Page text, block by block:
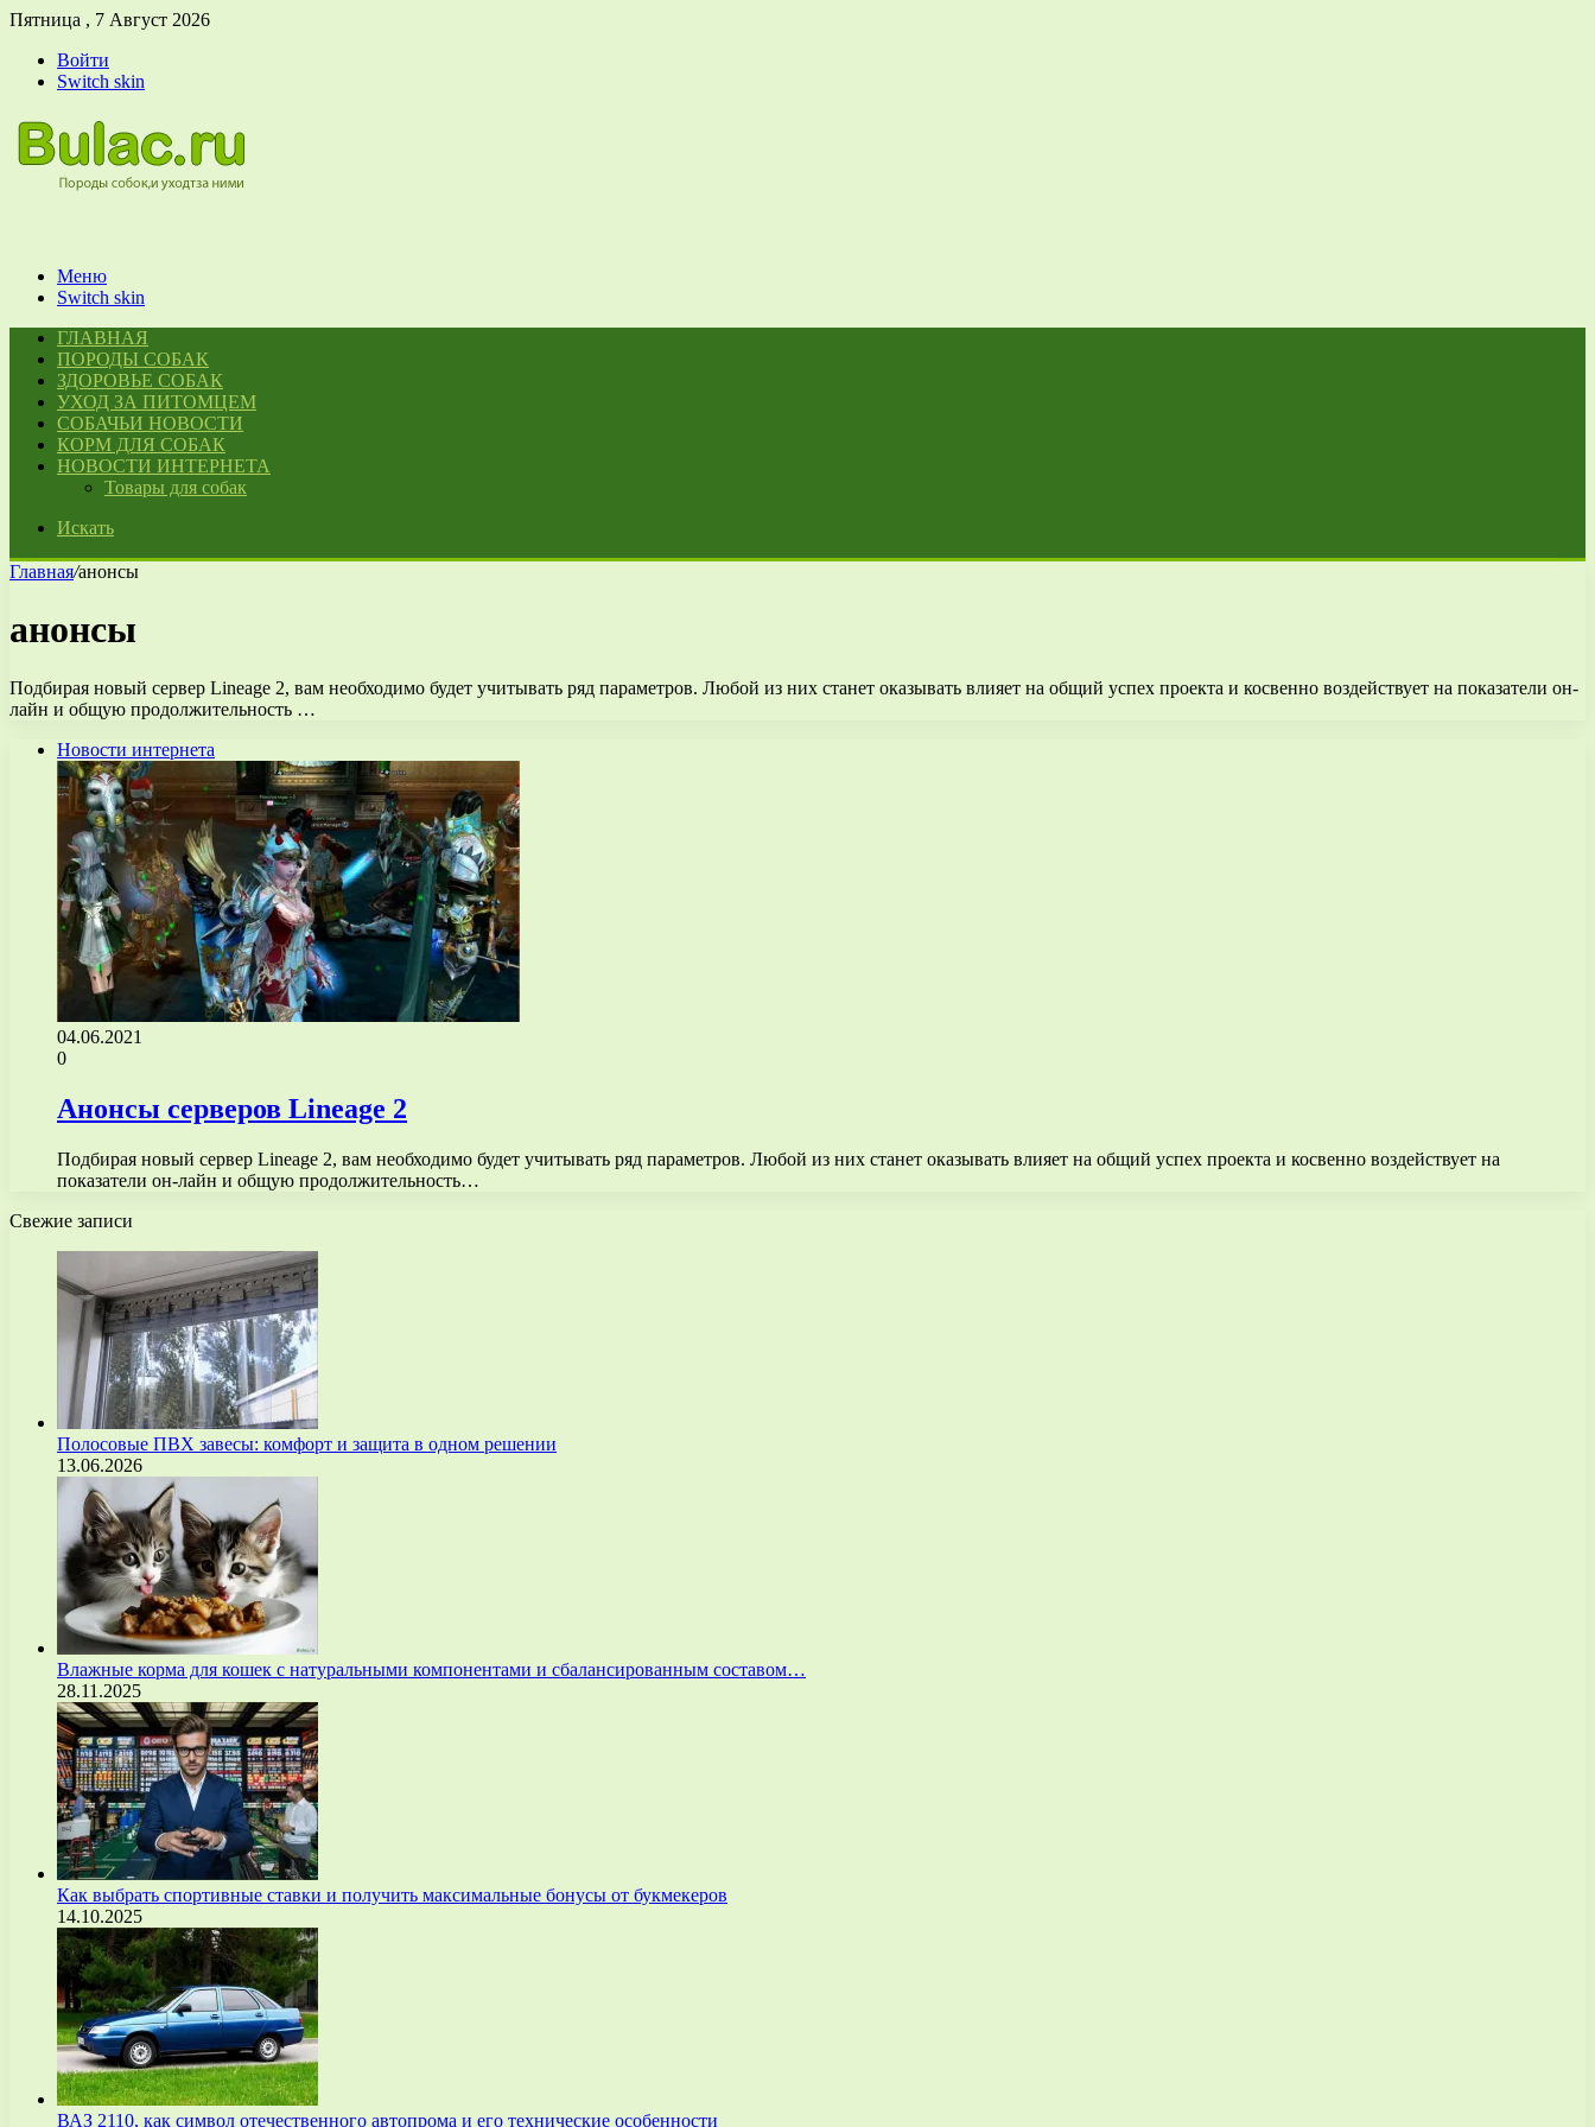
Пятница , 7 Август 2026
Войти
Switch skin
Меню
Switch skin
ГЛАВНАЯ
ПОРОДЫ СОБАК
ЗДОРОВЬЕ СОБАК
УХОД ЗА ПИТОМЦЕМ
СОБАЧЬИ НОВОСТИ
КОРМ ДЛЯ СОБАК
НОВОСТИ ИНТЕРНЕТА
Товары для собак
Искать
Главная/анонсы
анонсы
Подбирая новый сервер Lineage 2, вам необходимо будет учитывать ряд параметров. Любой из них станет оказывать влияет на общий успех проекта и косвенно воздействует на показатели он-
лайн и общую продолжительность …
Новости интернета
04.06.2021
0
Анонсы серверов Lineage 2
Подбирая новый сервер Lineage 2, вам необходимо будет учитывать ряд параметров. Любой из них станет оказывать влияет на общий успех проекта и косвенно воздействует на
показатели он-лайн и общую продолжительность…
Свежие записи
Полосовые ПВХ завесы: комфорт и защита в одном решении
13.06.2026
Влажные корма для кошек с натуральными компонентами и сбалансированным составом…
28.11.2025
Как выбрать спортивные ставки и получить максимальные бонусы от букмекеров
14.10.2025
ВАЗ 2110, как символ отечественного автопрома и его технические особенности